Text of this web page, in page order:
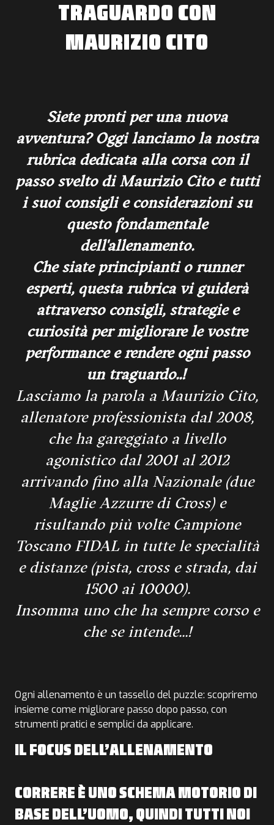
TRAGUARDO CON
MAURIZIO CITO
Siete pronti per una nuova
avventura? Oggi lanciamo la nostra
rubrica dedicata alla corsa con il
passo svelto di Maurizio Cito e tutti
i suoi consigli e considerazioni su
questo fondamentale
dell'allenamento.
Che siate principianti o runner
esperti, questa rubrica vi guiderà
attraverso consigli, strategie e
curiosità per migliorare le vostre
performance e rendere ogni passo
un traguardo..!
Lasciamo la parola a Maurizio Cito,
allenatore professionista dal 2008,
che ha gareggiato a livello
agonistico dal 2001 al 2012
arrivando fino alla Nazionale (due
Maglie Azzurre di Cross) e
risultando più volte Campione
Toscano FIDAL in tutte le specialità
e distanze (pista, cross e strada, dai
1500 ai 10000).
Insomma uno che ha sempre corso e
che se intende...!
Ogni allenamento è un tassello del puzzle: scopriremo
insieme come migliorare passo dopo passo, con
strumenti pratici e semplici da applicare.
IL FOCUS DELL’ALLENAMENTO
CORRERE È UNO SCHEMA MOTORIO DI
BASE DELL’UOMO, QUINDI TUTTI NOI